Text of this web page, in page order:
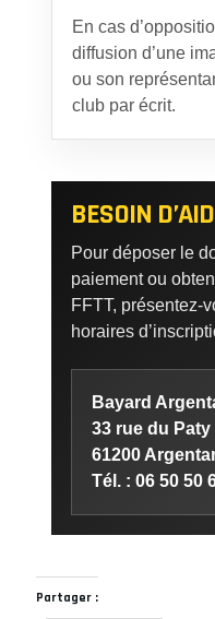
En cas
diffusion d’une
ou son
club par écrit.
BESOIN
Pour déposer le
paiement ou
FFTT, présentez-
horaires
Bayard
33 rue du Paty
61200
Tél. : 06 50 50
Partager :